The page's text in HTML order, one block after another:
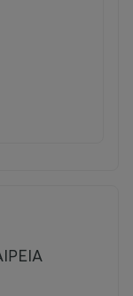
και
εμπειρίας στη